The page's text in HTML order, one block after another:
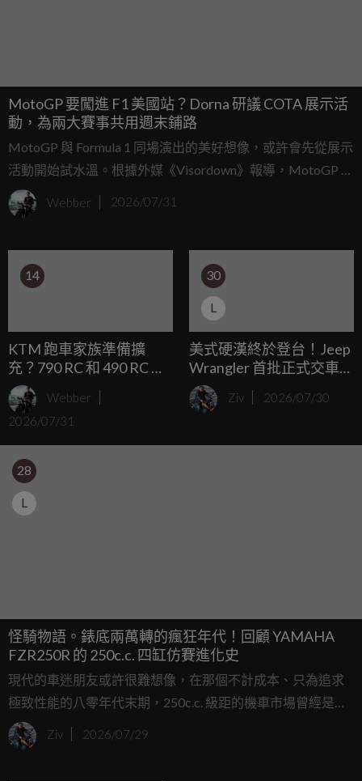
MotoGP 要闖進 F1 美國站？Dorna 研議 COTA 展示活
動，為兩大賽事共用週末鋪路
MotoGP 與 Formula 1 同場演出的美好想像，或許會先從展示
活動開始試水溫。根據外媒《Visordown》報導，MotoGP 推
廣方 Dorna 正認真研議，在 10 月 23 日至 25 日的 F1 美國站
期間，於德州 Austin 的 COTA 賽道安排 MotoGP 賽車展示，
Webber 2026/07/31
14
KTM 跑車家族準備擴
充？790 RC 和 490 RC 將
注入 MotoGP 賽道基因！
Webber
2026/07/31
30
L
美式硬漢終於登台！Jeep
Wrangler 首批正式交車，
209.8萬起體驗免關稅越
野魅力Ziv 2026/07/30
28
L
怪騎物語。錶底兩萬轉的瘋狂年代！回顧 YAMAHA
FZR250R 的 250c.c. 四缸仿賽進化史
現代的車迷朋友或許很難想像，在那個不計成本、只為追求
極致性能的八零年代末期，250c.c. 級距的機車市場曾經是多
麼瘋狂的修羅場，當時的車廠宛如陷入軍備競賽，硬是把頂
級賽車的技術塞進白牌級距的車架裡，今天我們要帶各位回
Ziv 2026/07/29